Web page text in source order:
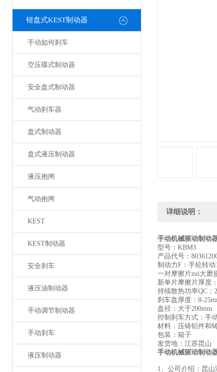
钳盘式KEST制动器
手动如何刹车
空压碟式制动器
安全盘式制动器
气动刹车器
盘式制动器
盘式液压制动器
液压抱闸
气动抱闸
KEST
KEST制动器
安全刹车
液压油制动器
手动调节制动器
手动刹车
液压制动器
详细说明：
手动机械驱动制动
型号：KBM3
产品代号：
制动力F：手轮转
一对摩擦片zui大磨
新单片摩擦片厚度
持续散热功率QC：
刹车盘厚度：8-
盘径：大于200mm
控制刹车方式：手
材料：压铸铝件和
包装：箱子
发货地：江苏昆山
手动机械驱动制动
1、公司介绍：昆